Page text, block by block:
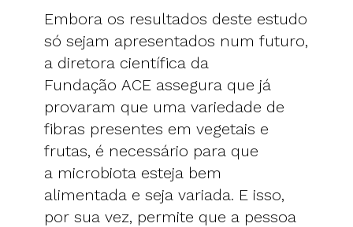
Embora os resultados deste estudo
só sejam apresentados num futuro,
a diretora científica da
Fundação ACE assegura que já
provaram que uma variedade de
fibras presentes em vegetais e
frutas, é necessário para que
a microbiota esteja bem
alimentada e seja variada. E isso,
por sua vez, permite que a pessoa